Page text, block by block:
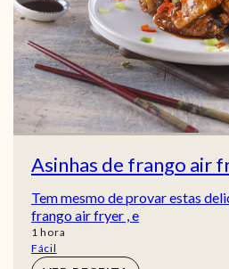
Asinhas de frango air
Tem mesmo de provar estas
frango air fryer , e
1 hora
hora
Fácil